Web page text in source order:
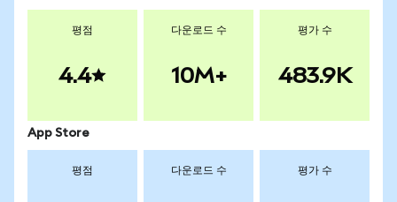
평점
4.4
다운로드 수
10M+
평가 수
483.9K
App Store
평점 다운로드 수 평가 수